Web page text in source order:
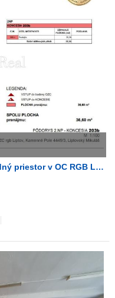
Prenájom! Posledný voľný obchodný priestor v OC RGB Liptov!